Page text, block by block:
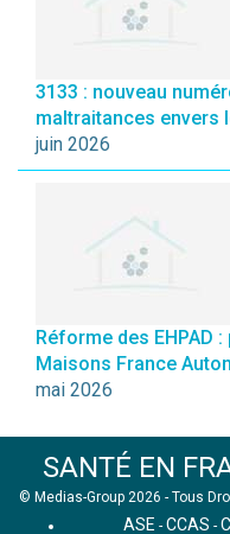
3133 : nouveau
maltraitances envers
juin 2026
Réforme des EHPAD
Maisons France
mai 2026
SANTÉ EN
© Medias-Group 2026 - Tous
ASE - CCAS -